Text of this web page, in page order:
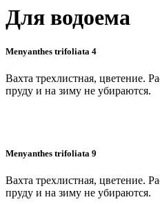
Для водоема
Menyanthes trifoliata 4
Вахта трехлистная, цветение.
пруду и на зиму не убираются.
Menyanthes trifoliata 9
Вахта трехлистная, цветение.
пруду и на зиму не убираются.